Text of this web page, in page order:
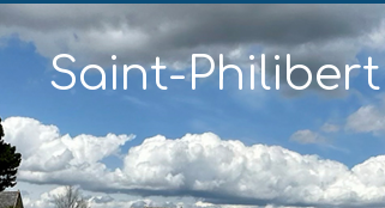
Saint-Philibert